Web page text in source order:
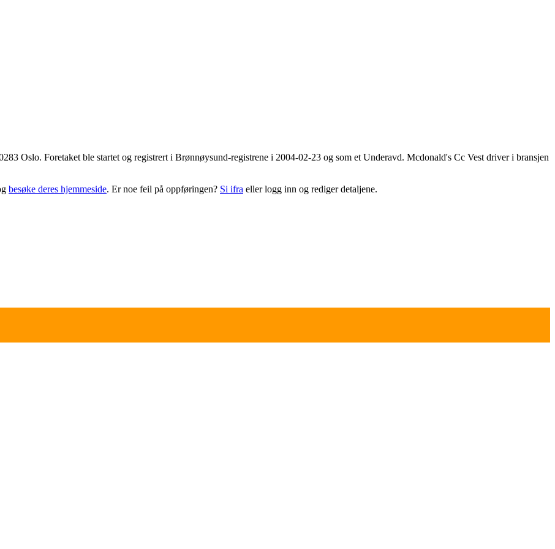
Oslo. Foretaket ble startet og registrert i Brønnøysund-registrene i 2004-02-23 og som et Underavd. Mcdonald's Cc Vest driver i bransjen
besøke deres hjemmeside. Er noe feil på oppføringen? Si ifra eller logg inn og rediger detaljene.